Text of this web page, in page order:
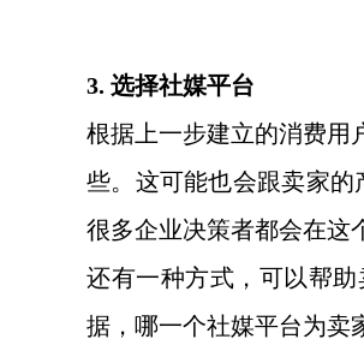
3. 选择社媒平台
根据上一步建立的消费用
些。这可能也会跟卖家的
很多企业决策者都会在这
还有一种方式，可以帮
据，哪一个社媒平台为卖